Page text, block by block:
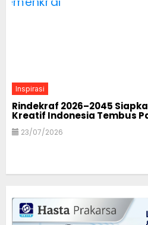
Inspirasi
Rindekraf 2026–2045
Kreatif Indonesia Tembus
23/07/2026